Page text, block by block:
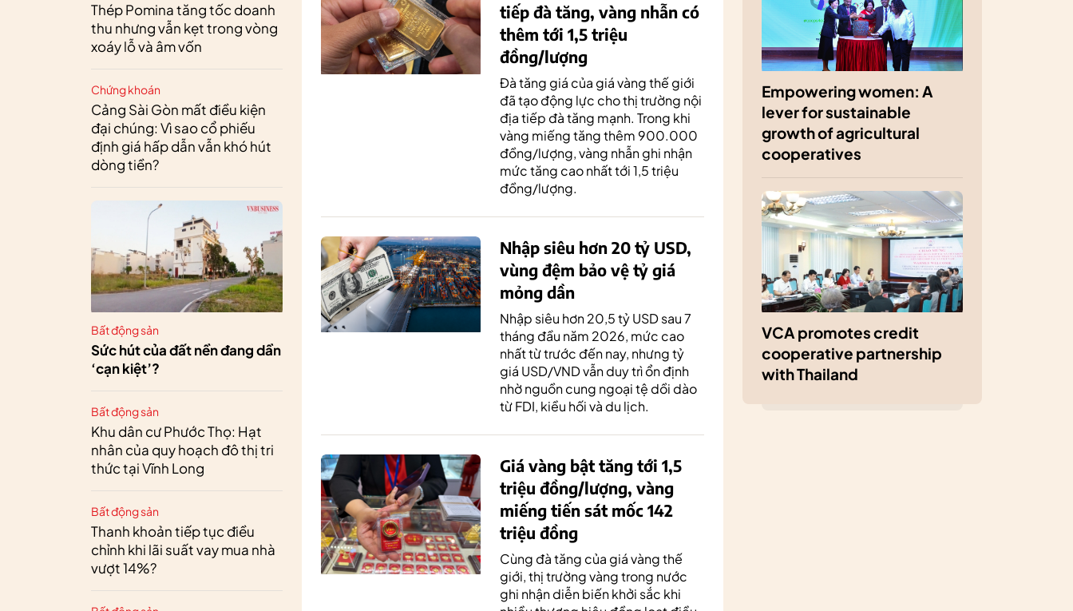
Thép Pomina tăng tốc doanh
thu nhưng vẫn kẹt trong vòng
xoáy lỗ và âm vốn
Chứng khoán
Cảng Sài Gòn mất điều kiện
đại chúng: Vì sao cổ phiếu
định giá hấp dẫn vẫn khó hút
dòng tiền?
Bất động sản
Sức hút của đất nền đang dần
‘cạn kiệt’?
Bất động sản
Khu dân cư Phước Thọ: Hạt
nhân của quy hoạch đô thị tri
thức tại Vĩnh Long
Bất động sản
Thanh khoản tiếp tục điều
chỉnh khi lãi suất vay mua nhà
vượt 14%?
tiếp đà tăng, vàng nhẫn có
thêm tới 1,5 triệu
đồng/lượng
Đà tăng giá của giá vàng thế giới
đã tạo động lực cho thị trường nội
địa tiếp đà tăng mạnh. Trong khi
vàng miếng tăng thêm 900.000
đồng/lượng, vàng nhẫn ghi nhận
mức tăng cao nhất tới 1,5 triệu
đồng/lượng.
Nhập siêu hơn 20 tỷ USD,
vùng đệm bảo vệ tỷ giá
mỏng dần
Nhập siêu hơn 20,5 tỷ USD sau 7
tháng đầu năm 2026, mức cao
nhất từ trước đến nay, nhưng tỷ
giá USD/VND vẫn duy trì ổn định
nhờ nguồn cung ngoại tệ dồi dào
từ FDI, kiều hối và du lịch.
Giá vàng bật tăng tới 1,5
triệu đồng/lượng, vàng
miếng tiến sát mốc 142
triệu đồng
Cùng đà tăng của giá vàng thế
giới, thị trường vàng trong nước
ghi nhận diễn biến khởi sắc khi
Empowering women: A
lever for sustainable
growth of agricultural
cooperatives
VCA promotes credit
cooperative partnership
with Thailand